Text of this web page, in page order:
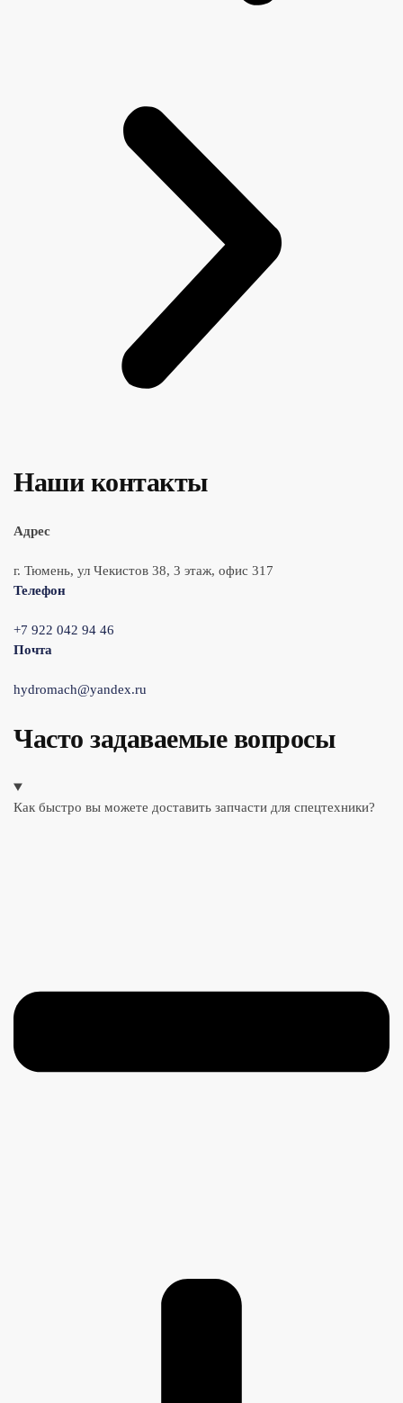
Наши контакты
Адрес
г. Тюмень, ул Чекистов 38, 3 этаж, офис 317
Телефон
+7 922 042 94 46
Почта
hydromach@yandex.ru
Часто задаваемые вопросы
Как быстро вы можете доставить запчасти для спецтехники?